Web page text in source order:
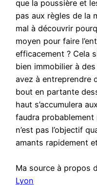
que la poussière et
pas aux règles de la
mal à découvrir
moyen pour faire
efficacement ? Cela
bien immobilier à
avez à entreprendre
bout en partante
haut s’accumulera
faudra
n’est pas l’objectif
amants rapidement
Ma source à propos
Lyon